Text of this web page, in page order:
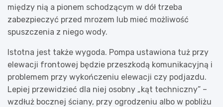
między nią a pionem schodzącym w dół trzeba
zabezpieczyć przed mrozem lub mieć możliwość
spuszczenia z niego wody.
Istotna jest także wygoda. Pompa ustawiona tuż przy
elewacji frontowej będzie przeszkodą komunikacyjną i
problemem przy wykończeniu elewacji czy podjazdu.
Lepiej przewidzieć dla niej osobny „kąt techniczny” –
wzdłuż bocznej ściany, przy ogrodzeniu albo w pobliżu